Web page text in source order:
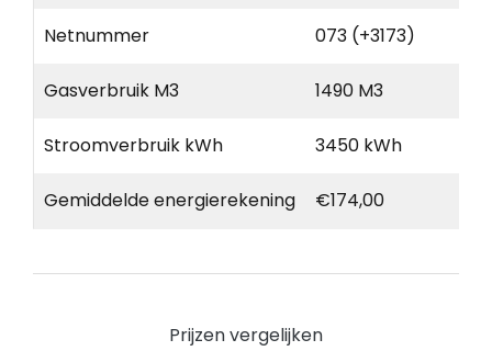
Netnummer 073 (+3173)
Gasverbruik M3 1490 M3
Stroomverbruik kWh 3450 kWh
Gemiddelde energierekening €174,00
Prijzen vergelijken